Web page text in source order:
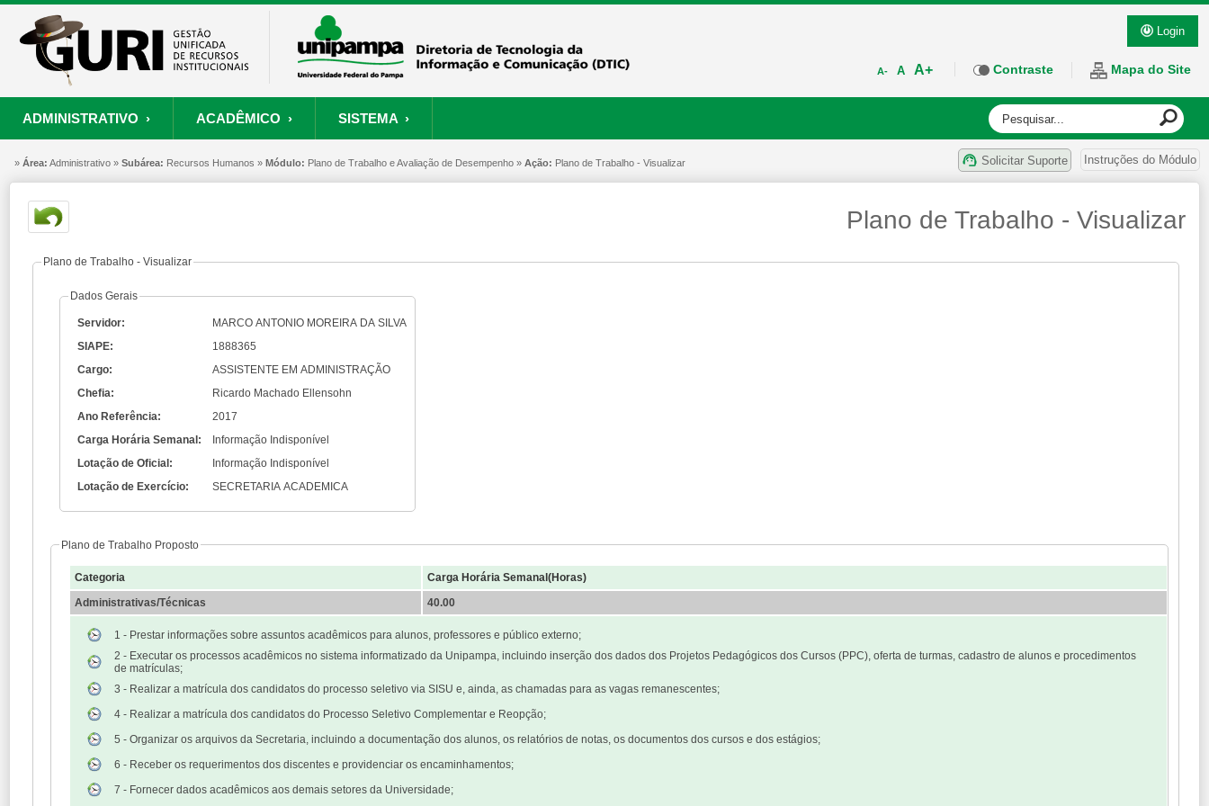
Login
A- A A+ Contraste Mapa do Site
ADMINISTRATIVO ›
ORÇAMENTO E FINANÇAS RECURSOS HUMANOS PROCESSOS SERVIÇOS RESTAURANTE
Convênios
ACADÊMICO ›
PROCESSO SELETIVO PROJETOS
Processo Seletivo
Autenticar Documento
SISTEMA ›
SISTEMA
Painel de Suporte
» Área: Administrativo » Subárea: Recursos Humanos » Módulo: Plano de Trabalho e Avaliação de Desempenho » Ação: Plano de Trabalho - Visualizar Instruções do Módulo
Solicitar Suporte
Plano de Trabalho - Visualizar
Plano de Trabalho - Visualizar
Dados Gerais
Servidor:
MARCO ANTONIO MOREIRA DA SILVA
SIAPE:
1888365
Cargo:
ASSISTENTE EM ADMINISTRAÇÃO
Chefia:
Ricardo Machado Ellensohn
Ano Referência:
2017
Carga Horária Semanal:
Informação Indisponível
Lotação de Oficial:
Informação Indisponível
Lotação de Exercício:
SECRETARIA ACADEMICA
Plano de Trabalho Proposto
Categoria
Carga Horária Semanal(Horas)
Administrativas/Técnicas
40.00
1 - Prestar informações sobre assuntos acadêmicos para alunos, professores e público externo;
2 - Executar os processos acadêmicos no sistema informatizado da Unipampa, incluindo inserção dos dados dos Projetos Pedagógicos dos Cursos (PPC), oferta de turmas, cadastro de alunos e procedimentos
de matrículas;
3 - Realizar a matrícula dos candidatos do processo seletivo via SISU e, ainda, as chamadas para as vagas remanescentes;
4 - Realizar a matrícula dos candidatos do Processo Seletivo Complementar e Reopção;
5 - Organizar os arquivos da Secretaria, incluindo a documentação dos alunos, os relatórios de notas, os documentos dos cursos e dos estágios;
6 - Receber os requerimentos dos discentes e providenciar os encaminhamentos;
7 - Fornecer dados acadêmicos aos demais setores da Universidade;